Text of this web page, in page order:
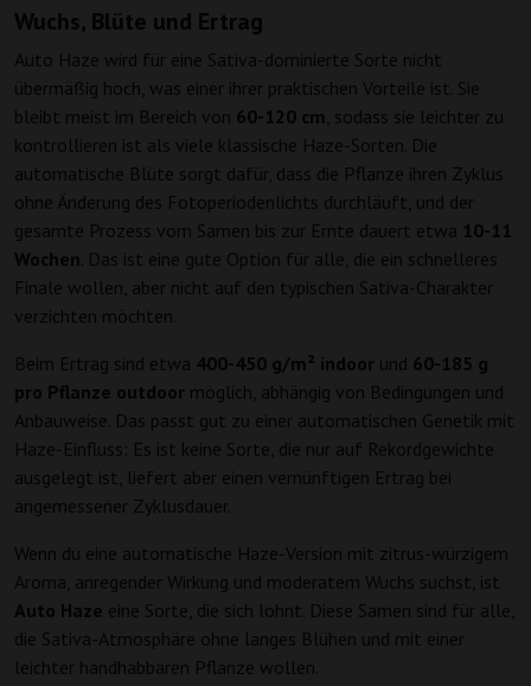
Wuchs, Blüte und Ertrag
Auto Haze wird für eine Sativa-dominierte Sorte nicht
übermäßig hoch, was einer ihrer praktischen Vorteile ist. Sie
bleibt meist im Bereich von 60-120 cm , sodass sie leichter zu
kontrollieren ist als viele klassische Haze-Sorten. Die
automatische Blüte sorgt dafür, dass die Pflanze ihren Zyklus
ohne Änderung des Fotoperiodenlichts durchläuft, und der
gesamte Prozess vom Samen bis zur Ernte dauert etwa 10-11
Wochen . Das ist eine gute Option für alle, die ein schnelleres
Finale wollen, aber nicht auf den typischen Sativa-Charakter
verzichten möchten.
Beim Ertrag sind etwa 400-450 g/m² indoor und 60-185 g
pro Pflanze outdoor möglich, abhängig von Bedingungen und
Anbauweise. Das passt gut zu einer automatischen Genetik mit
Haze-Einfluss: Es ist keine Sorte, die nur auf Rekordgewichte
ausgelegt ist, liefert aber einen vernünftigen Ertrag bei
angemessener Zyklusdauer.
Wenn du eine automatische Haze-Version mit zitrus-würzigem
Aroma, anregender Wirkung und moderatem Wuchs suchst, ist
Auto Haze eine Sorte, die sich lohnt. Diese Samen sind für alle,
die Sativa-Atmosphäre ohne langes Blühen und mit einer
leichter handhabbaren Pflanze wollen.